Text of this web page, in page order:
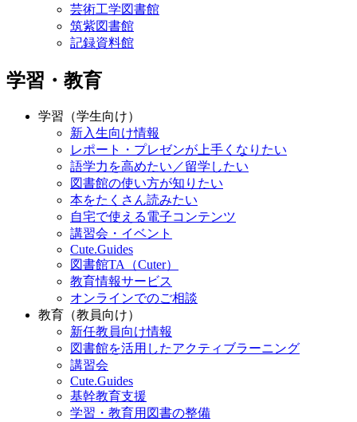
芸術工学図書館
筑紫図書館
記録資料館
学習・教育
学習（学生向け）
新入生向け情報
レポート・プレゼンが上手くなりたい
語学力を高めたい／留学したい
図書館の使い方が知りたい
本をたくさん読みたい
自宅で使える電子コンテンツ
講習会・イベント
Cute.Guides
図書館TA（Cuter）
教育情報サービス
オンラインでのご相談
教育（教員向け）
新任教員向け情報
図書館を活用したアクティブラーニング
講習会
Cute.Guides
基幹教育支援
学習・教育用図書の整備